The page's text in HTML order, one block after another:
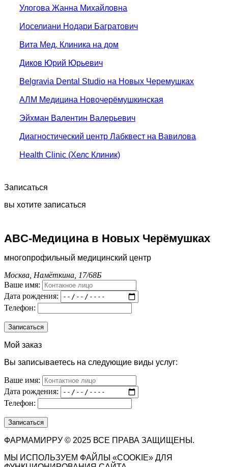
Улогова Жанна Михайловна
Иоселиани Нодари Багратович
Вита Мед. Клиника на дом
Диков Юрий Юрьевич
Belgravia Dental Studio на Новых Черемушках
АЛМ Медицина Новочерёмушкинская
Эйхман Валентин Валерьевич
Диагностический центр Лабквест на Вавилова
Health Clinic (Хелс Клиник)
Записаться
вы хотите записаться
ABC-Медицина в Новых Черёмушках
многопрофильный медицинский центр
Москва, Намёткина, 17/68Б
Ваше имя:
Дата рождения:
Телефон:
Мой заказ
Вы записываетесь на следующие виды услуг:
Ваше имя:
Дата рождения:
Телефон:
ФАРМАМИРРУ © 2025 ВСЕ ПРАВА ЗАЩИЩЕНЫ.
МЫ ИСПОЛЬЗУЕМ ФАЙЛЫ «COOKIE» ДЛЯ